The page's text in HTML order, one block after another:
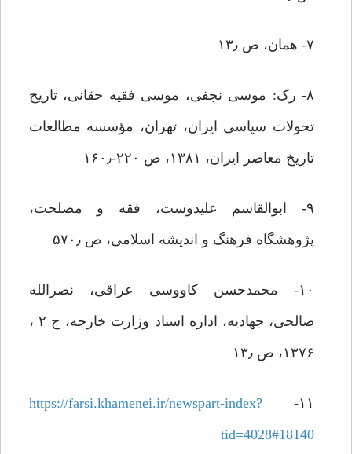
۷- همان، ص ۱۳٫
۸- رک: موسی نجفی، موسی فقیه حقانی، تاریح
تحولات سیاسی ایران، تهران، ‌مؤسسه مطالعات
تاریخ معاصر ایران، ۱۳۸۱،‌ ص ۲۲۰-۱۶۰٫
۹- ابوالقاسم علیدوست، فقه و مصلحت،
پژوهشگاه فرهنگ و اندیشه اسلامی، ‌ص ۵۷۰٫
۱۰- محمدحسن کاووسی عراقی، ‌نصرالله
صالحی، ‌جهادیه،‌ اداره اسناد وزارت خارجه، ج ۲ ،
‌۱۳۷۶، ص ۱۳٫
۱۱-
https://farsi.khamenei.ir/newspart-index?
tid=4028#18140